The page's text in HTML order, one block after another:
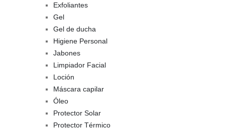
Exfoliantes
Gel
Gel de ducha
Higiene Personal
Jabones
Limpiador Facial
Loción
Máscara capilar
Óleo
Protector Solar
Protector Térmico